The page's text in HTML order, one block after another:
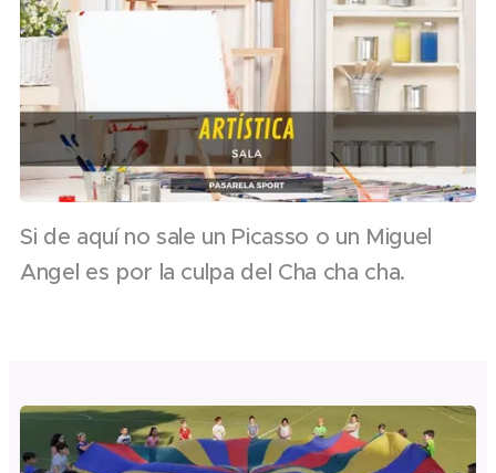
Si de aquí no sale un Picasso o un Miguel
Angel es por la culpa del Cha cha cha.